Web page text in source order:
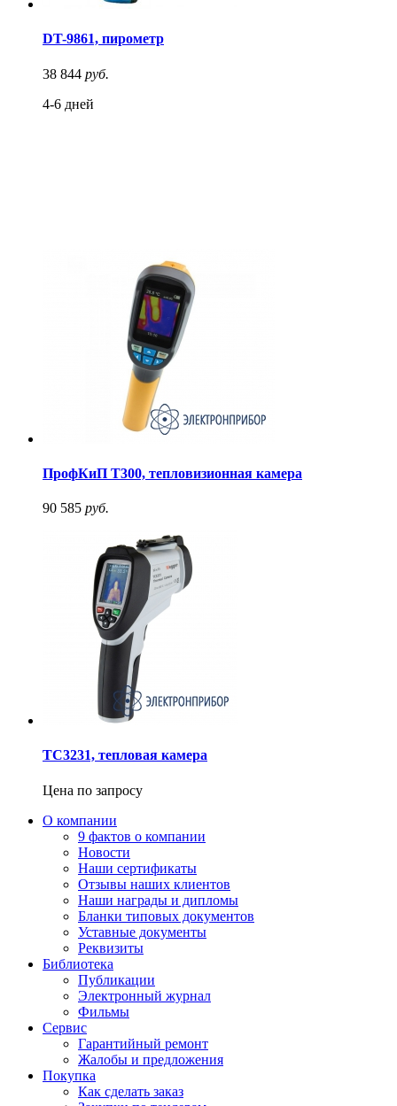
DT-9861, пирометр
38 844 руб.
4-6 дней
ПрофКиП Т300, тепловизионная камера
90 585 руб.
TC3231, тепловая камера
Цена по запросу
О компании
9 фактов о компании
Новости
Наши сертификаты
Отзывы наших клиентов
Наши награды и дипломы
Бланки типовых документов
Уставные документы
Реквизиты
Библиотека
Публикации
Электронный журнал
Фильмы
Сервис
Гарантийный ремонт
Жалобы и предложения
Покупка
Как сделать заказ